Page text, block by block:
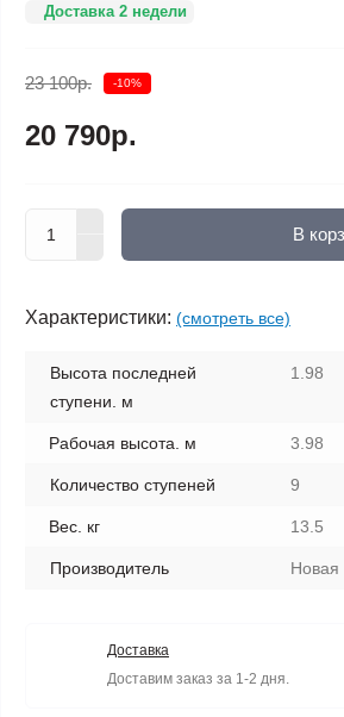
Доставка 2 недели
23 100р. -10%
20 790р.
В
Характеристики: (смотреть все)
Высота последней
ступени. м
1.98
Рабочая высота. м 3.98
Количество ступеней 9
Вес. кг 13.5
Производитель Новая
Доставка
Доставим заказ за 1-2 дня.